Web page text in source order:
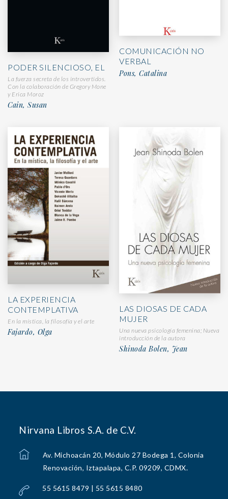
PODER SILENCIOSO, EL
La fuerza secreta de los introvertidos.
Con la colaboración de Gregory Mone
y Erica Moroz
Cain, Susan
COMUNICACIÓN NO
VERBAL
Pons, Catalina
LA EXPERIENCIA
CONTEMPLATIVA
En la mística, la filosofía y el arte
Fajardo, Olga
LAS DIOSAS DE CADA
MUJER
Una nueva psicología femenina; Nueva
introducción de la autora
Shinoda Bolen, Jean
Nirvana Libros S.A. de C.V.
Av. Michoacán 20, Módulo 27 Bodega 1, Colonia
Renovación, Iztapalapa, C.P. 09209, CDMX.
55 5615 8479 | 55 5615 8480